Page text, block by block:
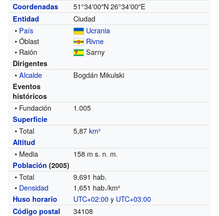
Coordenadas 51°34′00″N 26°34′00″E
Entidad
Ciudad
• País
Ucrania
• Óblast
Rivne
• Raión
Sarny
Dirigentes
•Alcalde Bogdán Mikulski
Eventos
históricos
• Fundación 1.005
Superficie
• Total 5,87km²
Altitud
• Media 158 m s. n. m.
Población (2005)
• Total
9,691 hab.
• Densidad 1,651 hab./km²
Huso horario UTC+02:00y UTC+03:00
Código postal 34108